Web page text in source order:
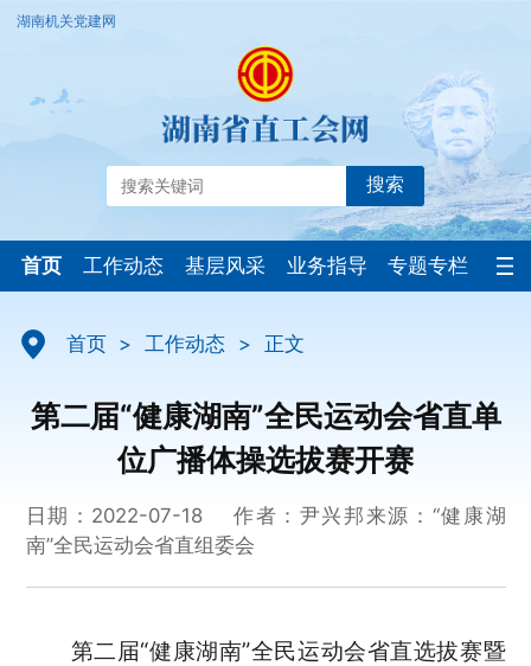
湖南机关党建网
搜索
首页 工作动态 基层风采 业务指导 专题专栏
首页 > 工作动态 > 正文
第二届“健康湖南”全民运动会省直单
位广播体操选拔赛开赛
日期：2022-07-18 作者：尹兴邦 来源：“健康湖
南”全民运动会省直组委会
第二届“健康湖南”全民运动会省直选拔赛暨